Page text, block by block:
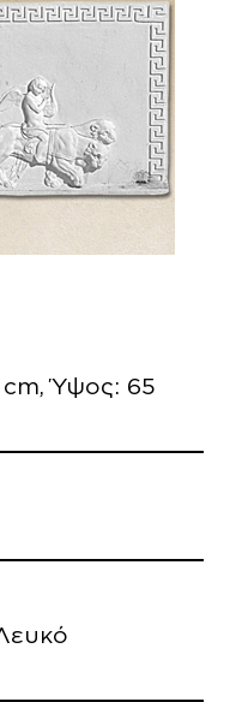
Ύψος: 65